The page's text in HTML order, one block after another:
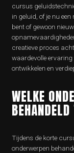
cursus
in geluid, of je nu
bent of gewoon
creatieve proces
waardevolle ervaring
ontwikkelen en
WELKE
Tijdens de korte
onderwerpen